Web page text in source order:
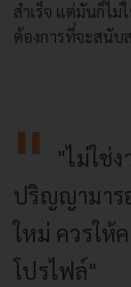
สำเร็จ แต่มันก็ไ
ต้องการที่จะสนับ
"ไม่ใช่
ปริญญามาร
ใหม่ ควรให้
โปรไฟล์"